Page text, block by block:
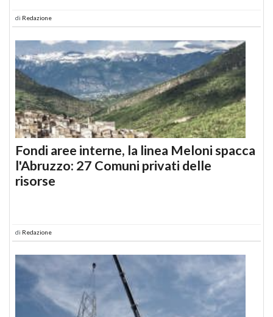
di Redazione
Fondi aree interne, la linea Meloni spacca
l'Abruzzo: 27 Comuni privati delle
risorse
di Redazione